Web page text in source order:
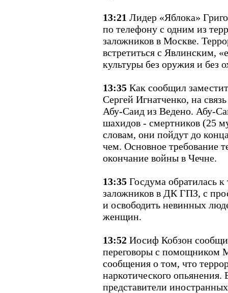
13:21 Лидер «Яблока»
по телефону с одним из
заложников в Москве.
встретиться с Явлинским,
культуры без оружия и без
13:35 Как сообщил
Сергей Игнатченко, на
Абу-Саид из Ведено. Абу-
шахидов - смертников (25
словам, они пойдут до
чем. Основное требование
окончание войны в Чечне.
13:35 Госдума обратилась
заложников в ДК ГПЗ, с
и освободить невинных
женщин.
13:52 Иосиф Кобзон
переговоры с помощником
сообщения о том, что
наркотического
представители